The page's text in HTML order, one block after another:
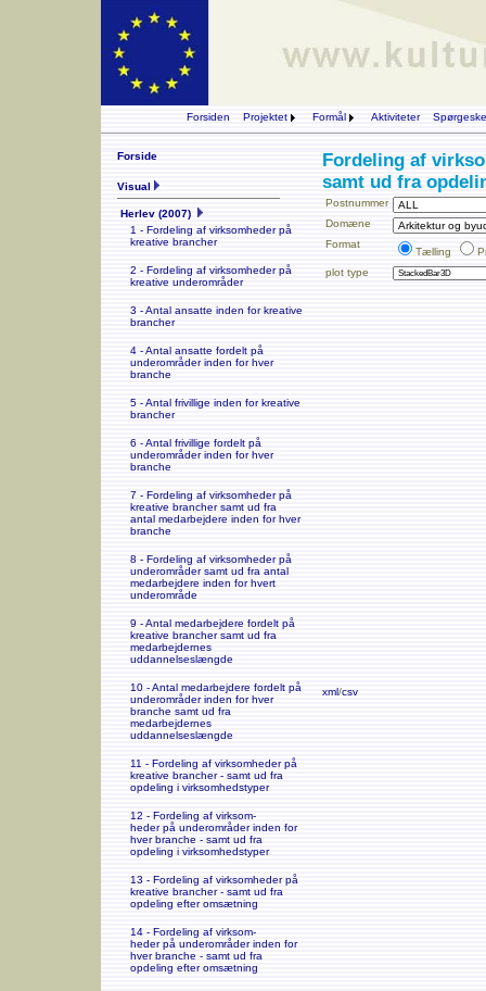
Forsiden Projektet Formål Aktiviteter
Fordeling af
samt ud fra
Postnummer
Domæne
Format
Tælling
plot type
xml/csv
Forside
Visual
Herlev (2007)
1 - Fordeling af virksomheder på
kreative brancher
2 - Fordeling af virksomheder på
kreative underområder
3 - Antal ansatte inden for kreative
brancher
4 - Antal ansatte fordelt på
underområder inden for hver
branche
5 - Antal frivillige inden for kreative
brancher
6 - Antal frivillige fordelt på
underområder inden for hver
branche
7 - Fordeling af virksomheder på
kreative brancher samt ud fra
antal medarbejdere inden for hver
branche
8 - Fordeling af virksomheder på
underområder samt ud fra antal
medarbejdere inden for hvert
underområde
9 - Antal medarbejdere fordelt på
kreative brancher samt ud fra
medarbejdernes
uddannelseslængde
10 - Antal medarbejdere fordelt på
underområder inden for hver
branche samt ud fra
medarbejdernes
uddannelseslængde
11 - Fordeling af virksomheder på
kreative brancher - samt ud fra
opdeling i virksomhedstyper
12 - Fordeling af virksom-
heder på underområder inden for
hver branche - samt ud fra
opdeling i virksomhedstyper
13 - Fordeling af virksomheder på
kreative brancher - samt ud fra
opdeling efter omsætning
14 - Fordeling af virksom-
heder på underområder inden for
hver branche - samt ud fra
opdeling efter omsætning